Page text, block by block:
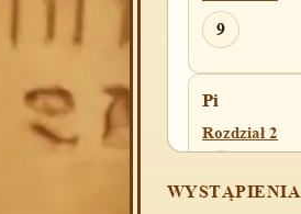
9
Pi
Rozdział 2